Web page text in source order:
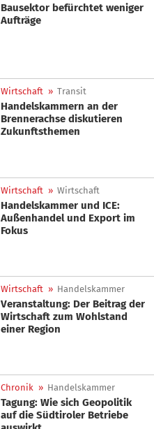
Bausektor befürchtet weniger
Aufträge
Wirtschaft » Transit
Handelskammern an der
Brennerachse diskutieren
Zukunftsthemen
Wirtschaft » Wirtschaft
Handelskammer und ICE:
Außenhandel und Export im
Fokus
Wirtschaft » Handelskammer
Veranstaltung: Der Beitrag der
Wirtschaft zum Wohlstand
einer Region
Chronik » Handelskammer
Tagung: Wie sich Geopolitik
auf die Südtiroler Betriebe